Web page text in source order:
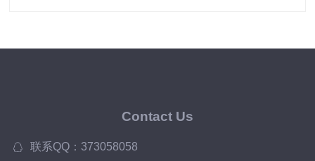
Contact Us
联系QQ：373058058